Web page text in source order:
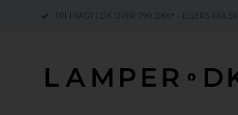
FRI FRAGT I DK OVER 799 DKK* - ELLERS FRA 59,-